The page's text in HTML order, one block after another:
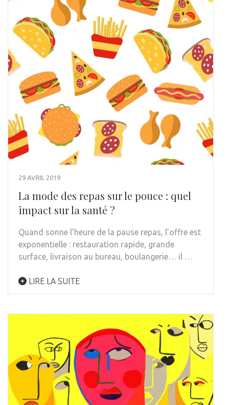
29 AVRIL 2019
La mode des repas sur le pouce : quel
impact sur la santé ?
Quand sonne l’heure de la pause repas, l’offre est
exponentielle : restauration rapide, grande
surface, livraison au bureau, boulangerie… il …
LIRE LA SUITE